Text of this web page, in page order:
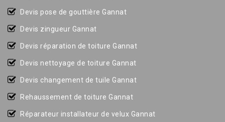
Devis pose de gouttière Gannat
Devis zingueur Gannat
Devis réparation de toiture Gannat
Devis nettoyage de toiture Gannat
Devis changement de tuile Gannat
Rehaussement de toiture Gannat
Réparateur installateur de velux Gannat